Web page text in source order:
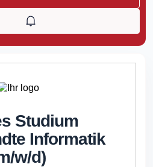
Studium
Informatik
w/d)